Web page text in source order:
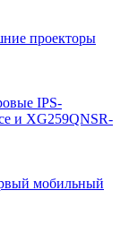
проекторы
IPS-
и XG259QNSR-
мобильный